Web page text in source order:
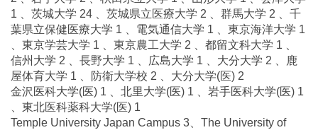
1 、茨城大学 24 、茨城県立医療大学 2 、群馬大学 2 、千
葉県立保健医療大学 1 、電気通信大学 1 、東京海洋大学 1
、東京学芸大学 1 、東京農工大学 2 、都留文科大学 1 、
信州大学 2 、長野大学 1 、広島大学 1 、大分大学 2 、鹿
屋体育大学 1 、防衛大学校 2 、大分大学(医) 2
金沢医科大学(医) 1 、北里大学(医) 1 、岩手医科大学(医) 1
、東北医科薬科大学(医) 1
Temple University Japan Campus 3、The University of